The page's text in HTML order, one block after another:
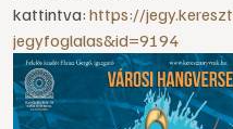
kattintva: https://
jegyfoglalas&id=9194